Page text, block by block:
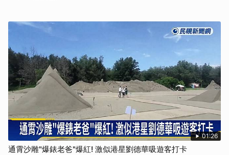
01:26
通霄沙雕"爆錶老爸"爆紅! 激似港星劉德華吸遊客打卡